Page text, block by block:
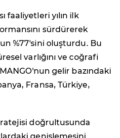
faaliyetleri yılın ilk
sürdürerek
%77'sini oluşturdu. Bu
varlığını ve coğrafi
gelir bazındaki
Fransa, Türkiye,
doğrultusunda